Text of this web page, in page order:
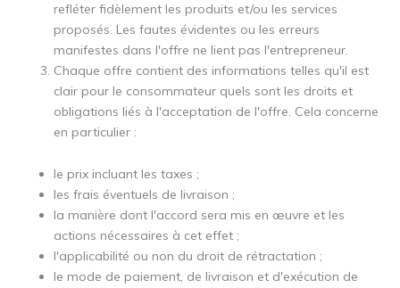
refléter fidèlement les produits et/ou les services
proposés. Les fautes évidentes ou les erreurs
manifestes dans l'offre ne lient pas l'entrepreneur.
Chaque offre contient des informations telles qu'il est
clair pour le consommateur quels sont les droits et
obligations liés à l'acceptation de l'offre. Cela concerne
en particulier :
le prix incluant les taxes ;
les frais éventuels de livraison ;
la manière dont l'accord sera mis en œuvre et les
actions nécessaires à cet effet ;
l'applicabilité ou non du droit de rétractation ;
le mode de paiement, de livraison et d'exécution de